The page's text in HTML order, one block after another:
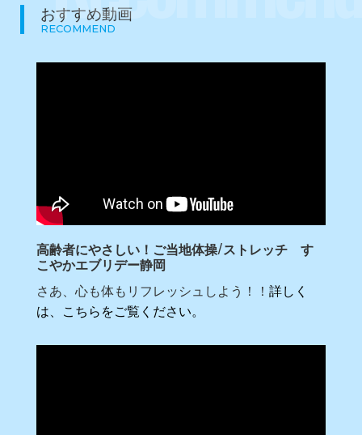
おすすめ動画
RECOMMEND
高齢者にやさしい！ご当地体操/ストレッチ す
こやかエブリデー静岡
さあ、心も体もリフレッシュしよう！！ 詳しく
は、こちらをご覧ください。